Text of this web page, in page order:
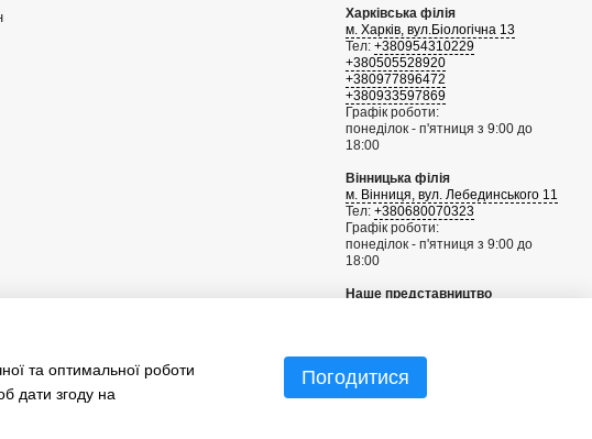
Харківська філія
м. Харків, вул.Біологічна 13
Тел: +380954310229
+380505528920
+380977896472
+380933597869
Графік роботи:
понеділок - п'ятниця з 9:00 до
18:00
Вінницька філія
м. Вінниця, вул. Лебединського 11
Тел: +380680070323
Графік роботи:
понеділок - п'ятниця з 9:00 до
18:00
Наше представництво
info@sgknordic.com
Мапа проїзду
та оптимальної роботи
дати згоду на
Погодитися